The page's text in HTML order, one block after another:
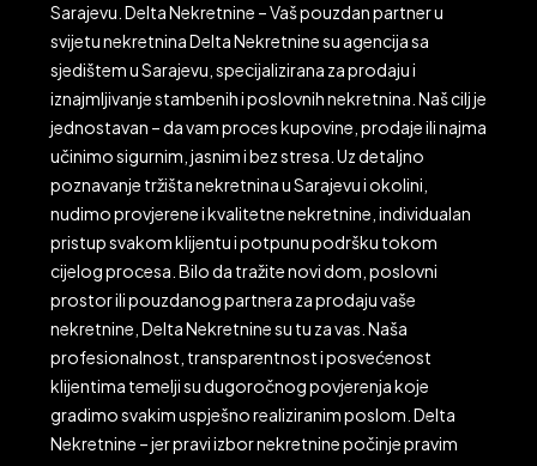
Sarajevu. Delta Nekretnine – Vaš pouzdan partner u
svijetu nekretnina Delta Nekretnine su agencija sa
sjedištem u Sarajevu, specijalizirana za prodaju i
iznajmljivanje stambenih i poslovnih nekretnina. Naš cilj je
jednostavan – da vam proces kupovine, prodaje ili najma
učinimo sigurnim, jasnim i bez stresa. Uz detaljno
poznavanje tržišta nekretnina u Sarajevu i okolini,
nudimo provjerene i kvalitetne nekretnine, individualan
pristup svakom klijentu i potpunu podršku tokom
cijelog procesa. Bilo da tražite novi dom, poslovni
prostor ili pouzdanog partnera za prodaju vaše
nekretnine, Delta Nekretnine su tu za vas. Naša
profesionalnost, transparentnost i posvećenost
klijentima temelji su dugoročnog povjerenja koje
gradimo svakim uspješno realiziranim poslom. Delta
Nekretnine – jer pravi izbor nekretnine počinje pravim